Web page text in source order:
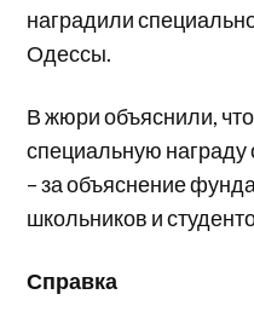
наградили
Одессы.
В жюри объяснили,
специальную награду
– за объяснение
школьников и
Справка